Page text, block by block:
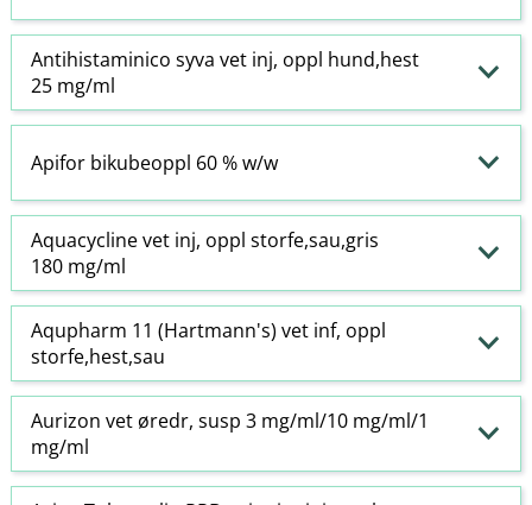
Antihistaminico syva vet inj, oppl hund,hest
25 mg/ml
Apifor bikubeoppl 60 % w​/​w
Aquacycline vet inj, oppl storfe,sau,gris
180 mg/ml
Aqupharm 11 (Hartmann's) vet inf, oppl
storfe,hest,sau
Aurizon vet øredr, susp 3 mg/ml/10 mg/ml/1
mg/ml